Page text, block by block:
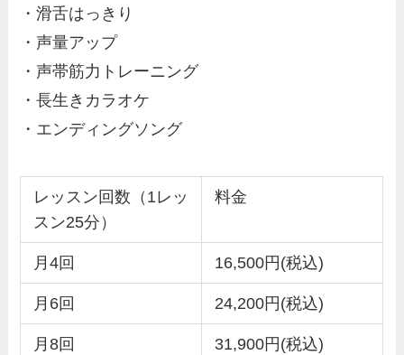
・滑舌はっきり
・声量アップ
・声帯筋力トレーニング
・長生きカラオケ
・エンディングソング
レッスン回数（1レッ
スン25分）
料金
月4回 16,500円(税込)
月6回 24,200円(税込)
月8回 31,900円(税込)